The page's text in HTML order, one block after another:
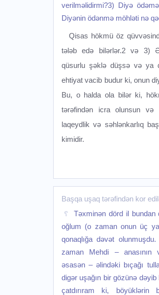
verilməlidirmi?3) Diyə
Diyənin ödənmə möhləti nə
Qisas hökmü öz
tələb edə bilərlər.2 və 3)
qüsurlu şəklə düşsə və ya
ehtiyat vacib budur ki, onun
Bu, o halda ola bilər ki,
tərəfindən icra olunsun və
laqeydlik və səhlənkarlıq
kimidir.
Başqa uşaq tərəfindən kor
Təxminən dörd il bundan
oğlum (o zaman onun üç
qonaqlığa dəvət
zaman Mehdi – anasının
əsasən – əlindəki bıçağı
digər uşağın bir gözünə
çatdırıram ki,